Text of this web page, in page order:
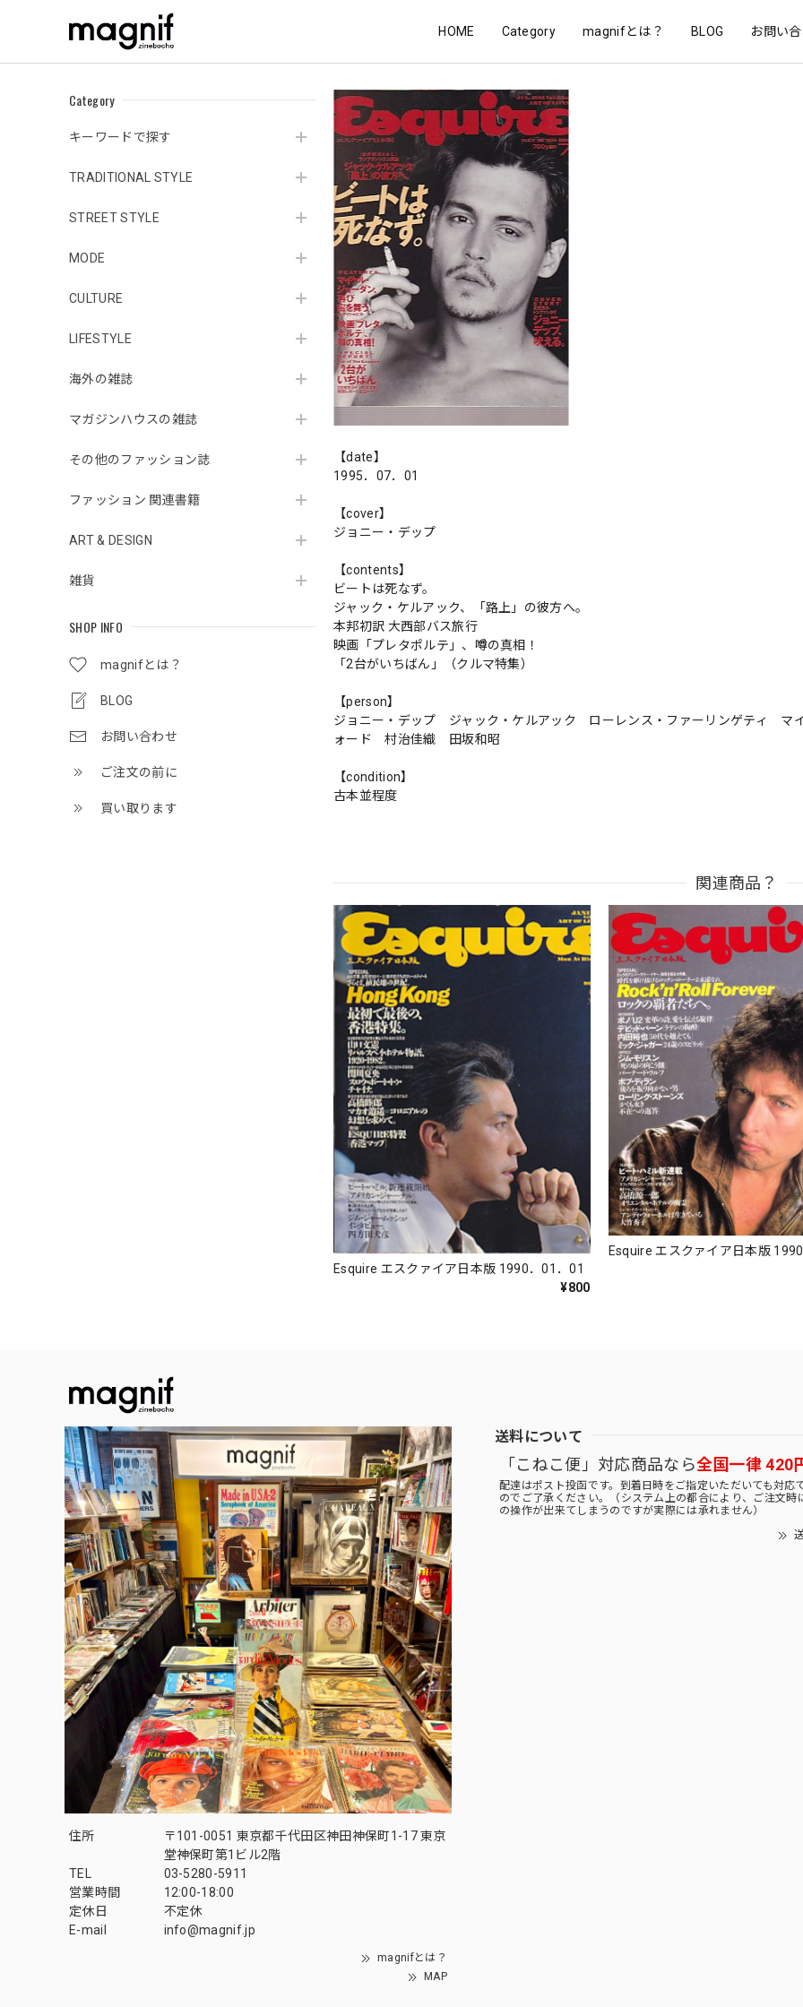
HOME Category magnifとは？ BLOG お問い
Category
キーワードで探す
TRADITIONAL STYLE
STREET STYLE
MODE
CULTURE
LIFESTYLE
海外の雑誌
マガジンハウスの雑誌
その他のファッション誌
ファッション 関連書籍
ART & DESIGN
雑貨
SHOP INFO
magnifとは？
BLOG
お問い合わせ
ご注文の前に
買い取ります
【date】
1995．07．01
【cover】
ジョニー・デップ
【contents】
ビートは死なず。
ジャック・ケルアック、「路上」の彼方へ。
本邦初訳 大西部バス旅行
映画「プレタポルテ」、噂の真相！
「2台がいちばん」（クルマ特集）
【person】
ジョニー・デップ ジャック・ケルアック ローレンス・ファーリンゲティ マ
ォード 村治佳織 田坂和昭
【condition】
古本並程度
関連商品？
Esquire エスクァイア日本版 1990．01．01
¥800
Esquire エスクァイア日本版
住所
〒101-0051 東京都千代田区神田神保町1-17 東京
堂神保町第1ビル2階
TEL
03-5280-5911
営業時間
12:00-18:00
定休日
不定休
E-mail
info@magnif.jp
magnifとは？
MAP
送料について
「こねこ便」対応商品なら全国一律 420
配達はポスト投函です。到着日時をご指定いただいても対応
のでご了承ください。（システム上の都合により、ご注文時
の操作が出来てしまうのですが実際には承れません）